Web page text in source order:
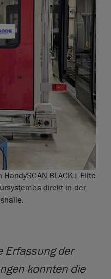
BLACK+ Elite
direkt in der
Erfassung der
konnten die